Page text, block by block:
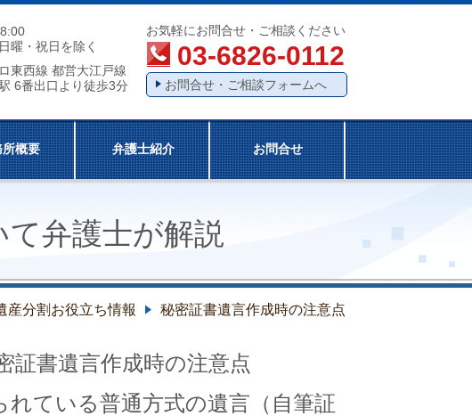
曜・祝日を除く
東西線 都営大江戸線
6番出口より徒歩3分
お気軽にお問合せ・ご相談ください
03-6826-0112
お問合せ・ご相談フォームへ
概要 弁護士紹介 お問合せ
弁護士が解説
産分割お役立ち情報 秘密証書遺言作成時の注意点
証書遺言作成時の注意点
ている普通方式の遺言（自筆証